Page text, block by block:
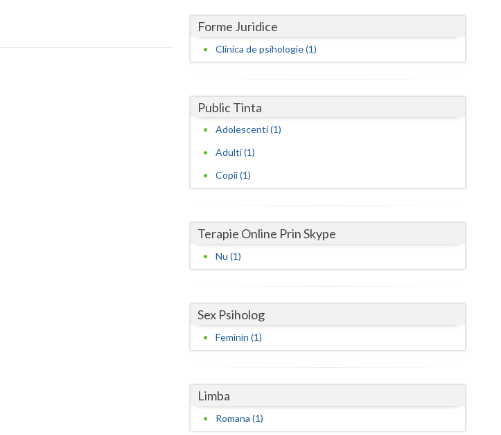
Dolj
Ialomita
Maramures
Forme Juridice
Clinica de psihologie (1)
Public Tinta
Adolescenti (1)
Adulti (1)
Copii (1)
Terapie Online Prin Skype
Nu (1)
Sex Psiholog
Feminin (1)
Limba
Romana (1)